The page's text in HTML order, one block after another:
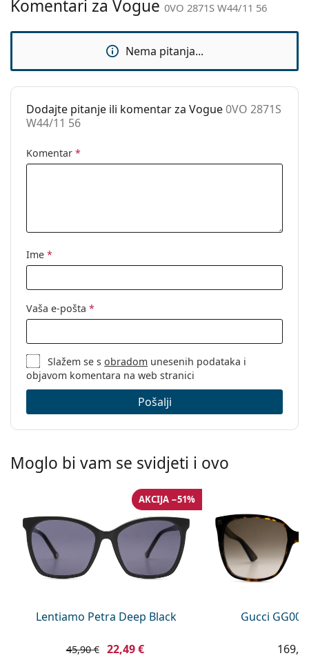
Upotreba:
Moda
Komentari za Vogue 0VO 2871S W44/11 56
Nema pitanja...
Dodajte pitanje ili komentar za Vogue0VO 2871S
W44/11 56
Komentar *
Ime *
Vaša e-pošta *
Slažem se sobradom unesenih podataka i
objavom komentara na web stranici
Pošalji
Moglo bi vam se svidjeti i ovo
Lentiamo Petra Deep Black
AKCIJA −51%
45,90 € 22,49 €
Gucci